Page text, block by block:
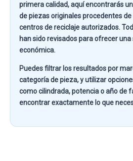
primera calidad, aquí encontrarás
de piezas originales procedentes
centros de reciclaje autorizados.
han sido revisados para ofrecer
económica.
Puedes filtrar los resultados por
categoría de pieza, y utilizar
comocilindrada, potencia o año de
encontrar exactamente lo que